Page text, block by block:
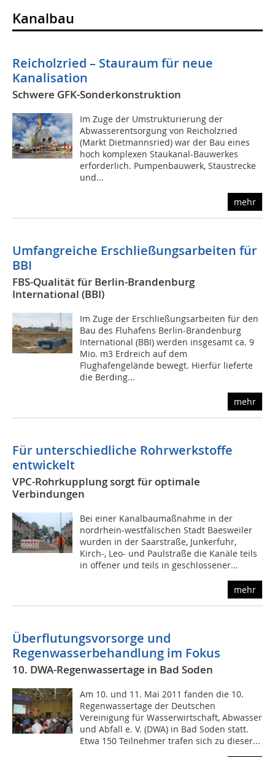
Kanalbau
Reicholzried – Stauraum für neue
Kanalisation
Schwere GFK-Sonderkonstruktion
Im Zuge der Umstrukturierung der
Abwasserentsorgung von Reicholzried
(Markt Dietmannsried) war der Bau eines
hoch komplexen Staukanal-Bauwerkes
erforderlich. Pumpenbauwerk, Staustrecke
und...
mehr
Umfangreiche Erschließungsarbeiten für
BBI
FBS-Qualität für Berlin-Brandenburg
International (BBI)
Im Zuge der Erschließungsarbeiten für den
Bau des Fluhafens Berlin-Brandenburg
International (BBI) werden insgesamt ca. 9
Mio. m3 Erdreich auf dem
Flughafengelände bewegt. Hierfür lieferte
die Berding...
mehr
Für unterschiedliche Rohrwerkstoffe
entwickelt
VPC-Rohrkupplung sorgt für optimale
Verbindungen
Bei einer Kanalbaumaßnahme in der
nordrhein-westfälischen Stadt Baesweiler
wurden in der Saarstraße, Junkerfuhr,
Kirch-, Leo- und Paulstraße die Kanäle teils
in offener und teils in geschlossener...
mehr
Überflutungsvorsorge und
Regenwasserbehandlung im Fokus
10. DWA-Regenwassertage in Bad Soden
Am 10. und 11. Mai 2011 fanden die 10.
Regenwassertage der Deutschen
Vereinigung für Wasserwirtschaft, Abwasser
und Abfall e. V. (DWA) in Bad Soden statt.
Etwa 150 Teilnehmer trafen sich zu dieser...